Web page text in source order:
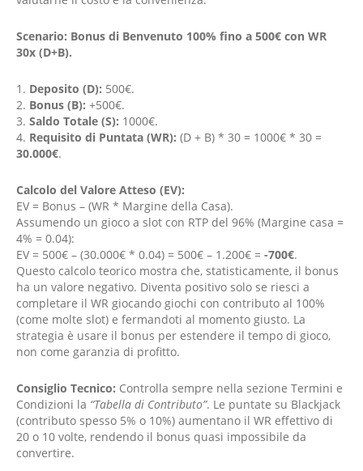
Scenario: Bonus di Benvenuto 100% fino a 500€ con WR
30x (D+B).
Deposito (D): 500€.
Bonus (B): +500€.
Saldo Totale (S): 1000€.
Requisito di Puntata (WR): (D + B) * 30 = 1000€ * 30 =
30.000€.
Calcolo del Valore Atteso (EV):
EV = Bonus – (WR * Margine della Casa).
Assumendo un gioco a slot con RTP del 96% (Margine casa =
4% = 0.04):
EV = 500€ – (30.000€ * 0.04) = 500€ – 1.200€ = -700€.
Questo calcolo teorico mostra che, statisticamente, il bonus
ha un valore negativo. Diventa positivo solo se riesci a
completare il WR giocando giochi con contributo al 100%
(come molte slot) e fermandoti al momento giusto. La
strategia è usare il bonus per estendere il tempo di gioco,
non come garanzia di profitto.
Consiglio Tecnico: Controlla sempre nella sezione Termini e
Condizioni la “Tabella di Contributo”. Le puntate su Blackjack
(contributo spesso 5% o 10%) aumentano il WR effettivo di
20 o 10 volte, rendendo il bonus quasi impossibile da
convertire.